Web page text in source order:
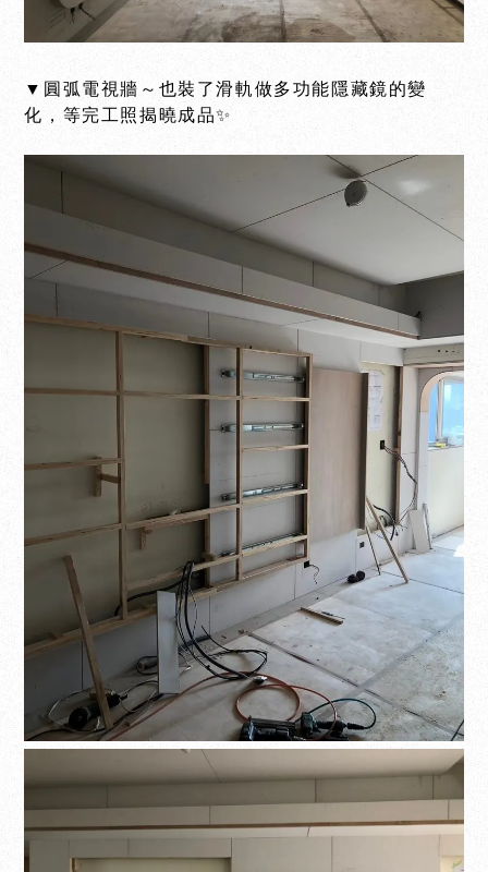
▼圓弧電視牆～也裝了滑軌做多功能隱藏鏡的變
化，等完工照揭曉成品✨